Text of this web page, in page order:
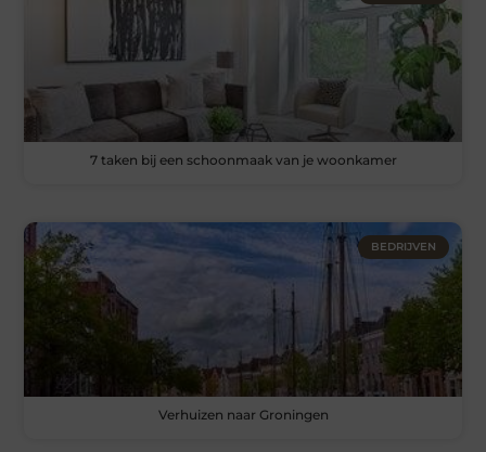
7 taken bij een schoonmaak van je woonkamer
BEDRIJVEN
Verhuizen naar Groningen